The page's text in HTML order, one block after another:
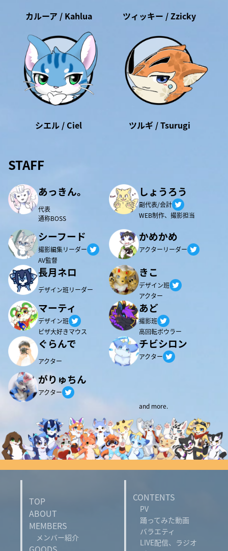
カルーア / Kahlua ツィッキー / Zzicky
シエル / Ciel ツルギ / Tsurugi
STAFF
あっきん。
代表
通称BOSS
しょうろう
副代表/会計Twitter
WEB制作、撮影担当
シーフード
撮影編集リーダーTwitter
AV監督
かめかめ
アクターリーダーTwitter
長月ネロ
デザイン班リーダー
きこ
デザイン班Twitter
アクター
マーティ
デザイン班Twitter
ピザ大好きマウス
あど
撮影班Twitter
高回転ボウラー
ぐらんで
アクター
チビシロン
アクターTwitter
がりゅちん
アクターTwitter
and more.
TOP
ABOUT
MEMBERS
メンバー紹介
CONTENTS
PV
踊ってみた動画
バラエティ
LIVE配信、ラジオ